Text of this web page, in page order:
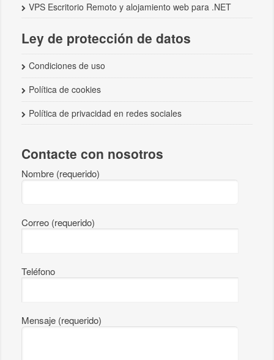
VPS Escritorio Remoto y alojamiento web para .NET
Ley de protección de datos
Condiciones de uso
Política de cookies
Política de privacidad en redes sociales
Contacte con nosotros
Nombre (requerido)
Correo (requerido)
Teléfono
Mensaje (requerido)